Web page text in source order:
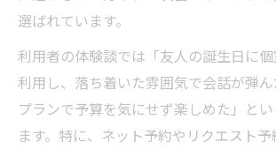
選ばれています。
利用者の体験談では「友人の誕生日に
利用し、落ち着いた雰囲気で会話が弾
プランで予算を気にせず楽しめた」と
ます。特に、ネット予約やリクエスト